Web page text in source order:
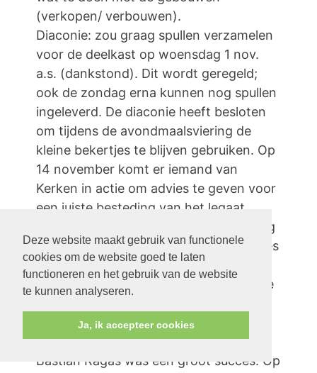
Deze website maakt gebruik van functionele
cookies om de website goed te laten
functioneren en het gebruik van de website
te kunnen analyseren.
Ja, ik accepteer cookies
(verkopen/ verbouwen).
Diaconie: zou graag spullen verzamelen
voor de deelkast op woensdag 1 nov.
a.s. (dankstond). Dit wordt geregeld;
ook de zondag erna kunnen nog spullen
ingeleverd. De diaconie heeft besloten
om tijdens de avondmaalsviering de
kleine bekertjes te blijven gebruiken. Op
14 november komt er iemand van
Kerken in actie om advies te geven voor
een juiste besteding van het legaat.
Binnenkort gaat de diaconie weer bezig
met de organisatie van de kerstattenties
en men heeft besloten om de ‘hart
onder de riem’ actie dit jaar ook weer te
9. Rondvraag
B. Wiegerink: De voorstelling met
Bastian Ragas was een groot succes. Op